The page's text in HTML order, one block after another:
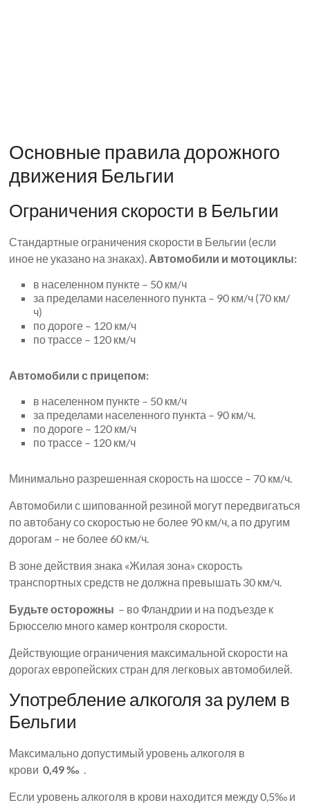
Основные правила дорожного
движения Бельгии
Ограничения скорости в Бельгии
Стандартные ограничения скорости в Бельгии (если
иное не указано на знаках). Автомобили и мотоциклы:
в населенном пункте – 50 км/ч
за пределами населенного пункта – 90 км/ч (70 км/
ч)
по дороге – 120 км/ч
по трассе – 120 км/ч
Автомобили с прицепом:
в населенном пункте – 50 км/ч
за пределами населенного пункта – 90 км/ч.
по дороге – 120 км/ч
по трассе – 120 км/ч
Минимально разрешенная скорость на шоссе – 70 км/ч.
Автомобили с шипованной резиной могут передвигаться
по автобану со скоростью не более 90 км/ч, а по другим
дорогам – не более 60 км/ч.
В зоне действия знака «Жилая зона» скорость
транспортных средств не должна превышать 30 км/ч.
Будьте осторожны – во Фландрии и на подъезде к
Брюсселю много камер контроля скорости.
Действующие ограничения максимальной скорости на
дорогах европейских стран для легковых автомобилей.
Употребление алкоголя за рулем в
Бельгии
Максимально допустимый уровень алкоголя в
крови0,49 ‰
Если уровень алкоголя в крови находится между 0,5‰ и